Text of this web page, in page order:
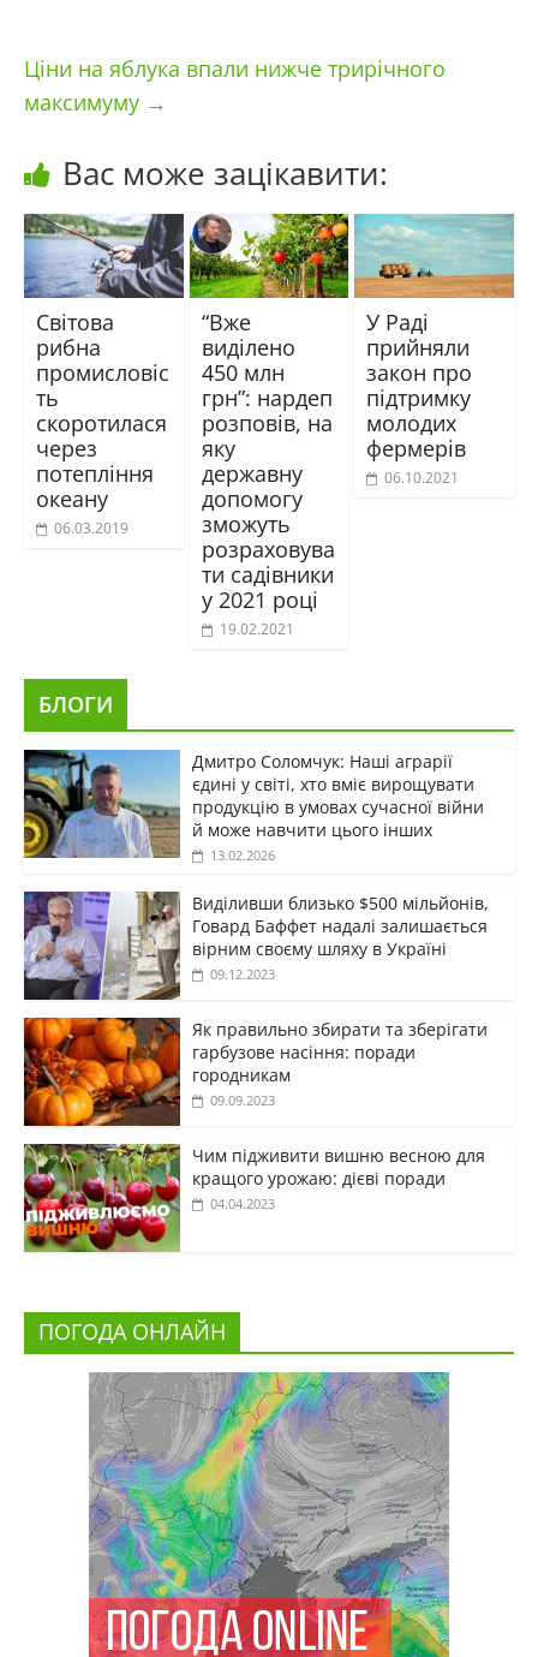
Ціни на яблука впали нижче трирічного
максимуму →
Вас може зацікавити:
Світова
рибна
промисловіс
ть
скоротилася
через
потепління
океану
06.03.2019
“Вже
виділено
450 млн
грн”: нардеп
розповів, на
яку
державну
допомогу
зможуть
розраховува
ти садівники
у 2021 році
19.02.2021
У Раді
прийняли
закон про
підтримку
молодих
фермерів
06.10.2021
БЛОГИ
Дмитро Соломчук: Наші аграрії
єдині у світі, хто вміє вирощувати
продукцію в умовах сучасної війни
й може навчити цього інших
13.02.2026
Виділивши близько $500 мільйонів,
Говард Баффет надалі залишається
вірним своєму шляху в Україні
09.12.2023
Як правильно збирати та зберігати
гарбузове насіння: поради
городникам
09.09.2023
Чим підживити вишню весною для
кращого урожаю: дієві поради
04.04.2023
ПОГОДА ОНЛАЙН